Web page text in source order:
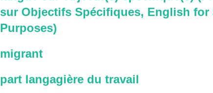
sur Objectifs Spécifiques, English for
Purposes)
migrant
part langagière du travail